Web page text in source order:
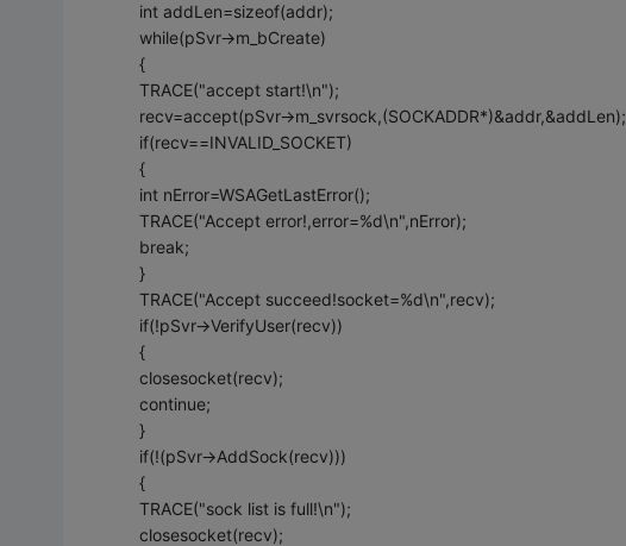
int addLen=sizeof(addr);
while(pSvr->m_bCreate)
{
TRACE("accept start!\n");
recv=accept(pSvr->m_svrsock,(SOCKADDR*)&addr,&addLen);
if(recv==INVALID_SOCKET)
{
int nError=WSAGetLastError();
TRACE("Accept error!,error=%d\n",nError);
break;
}
TRACE("Accept succeed!socket=%d\n",recv);
if(!pSvr->VerifyUser(recv))
{
closesocket(recv);
continue;
}
if(!(pSvr->AddSock(recv)))
{
TRACE("sock list is full!\n");
closesocket(recv);